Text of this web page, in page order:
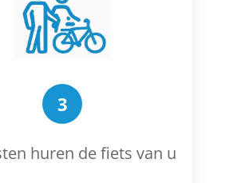
3
huren de fiets van u